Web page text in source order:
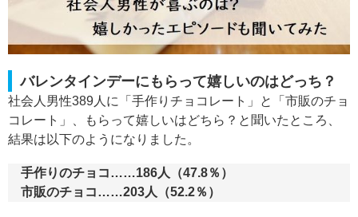
バレンタインデーにもらって嬉しいのはどっち？
社会人男性389人に「手作りチョコレート」と「市販のチョ
コレート」、もらって嬉しいはどちら？と聞いたところ、
結果は以下のようになりました。
手作りのチョコ……186人（47.8％）
市販のチョコ……203人（52.2％）